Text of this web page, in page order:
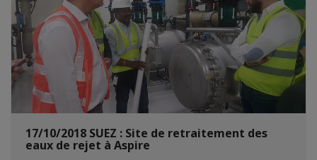
17/10/2018 SUEZ : Site de retraitement des
eaux de rejet à Aspire